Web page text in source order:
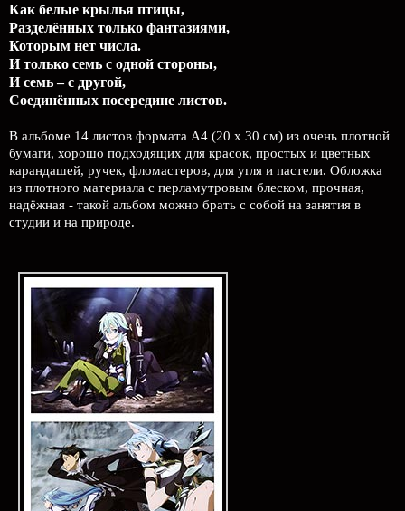
Как белые крылья птицы,
Разделённых только фантазиями,
Которым нет числа.
И только семь с одной стороны,
И семь – с другой,
Соединённых посередине листов.
В альбоме 14 листов формата А4 (20 х 30 см) из очень плотной
бумаги, хорошо подходящих для красок, простых и цветных
карандашей, ручек, фломастеров, для угля и пастели. Обложка
из плотного материала с перламутровым блеском, прочная,
надёжная - такой альбом можно брать с собой на занятия в
студии и на природе.